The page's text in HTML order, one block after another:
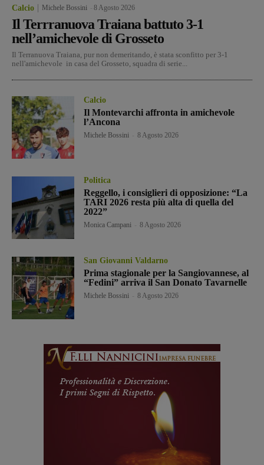
Calcio Michele Bossini 8 Agosto 2026
Il Terrranuova Traiana battuto 3-1
nell’amichevole di Grosseto
Il Terranuova Traiana, pur non demeritando, è stata sconfitto per 3-1
nell'amichevole in casa del Grosseto, squadra di serie...
Calcio
Il Montevarchi affronta in amichevole
l’Ancona
Michele Bossini 8 Agosto 2026
Politica
Reggello, i consiglieri di opposizione: “La
TARI 2026 resta più alta di quella del
2022”
Monica Campani 8 Agosto 2026
San Giovanni Valdarno
Prima stagionale per la Sangiovannese, al
“Fedini” arriva il San Donato Tavarnelle
Michele Bossini 8 Agosto 2026